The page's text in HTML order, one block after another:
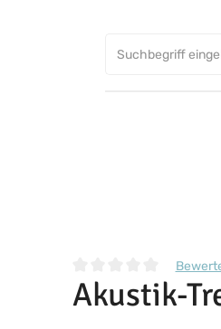
Durchschnittliche
Akustik-